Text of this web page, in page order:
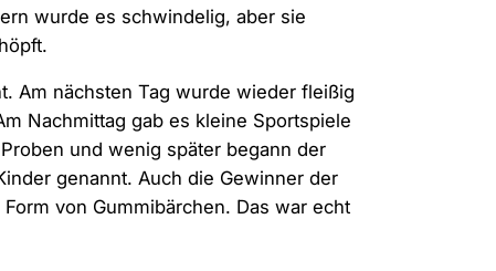
wurde es schwindelig, aber sie
Am nächsten Tag wurde wieder fleißig
Nachmittag gab es kleine Sportspiele
und wenig später begann der
genannt. Auch die Gewinner der
von Gummibärchen. Das war echt